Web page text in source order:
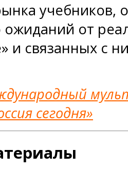
ожиданий от
и связанных с
сегодня»